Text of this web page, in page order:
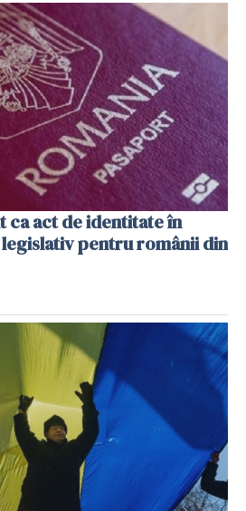
ca act de identitate în
pentru românii din